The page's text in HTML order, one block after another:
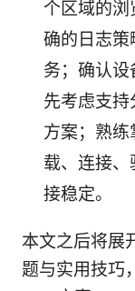
个区域的
确的日志
务；确认
先考虑支
方案；熟
载、连接
接稳定。
本文之后将展
题与实用技巧